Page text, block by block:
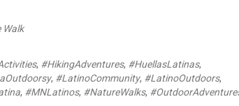
Walk
, #HikingAdventures, #HuellasLatinas,
, #LatinoCommunity, #LatinoOutdoors,
, #MNLatinos, #NatureWalks,